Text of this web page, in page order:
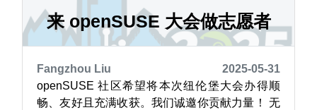
来 openSUSE 大会做志愿者
Fangzhou Liu
2025-05-31
openSUSE 社区希望将本次纽伦堡大会办得顺
畅、友好且充满收获。我们诚邀你贡献力量！ 无